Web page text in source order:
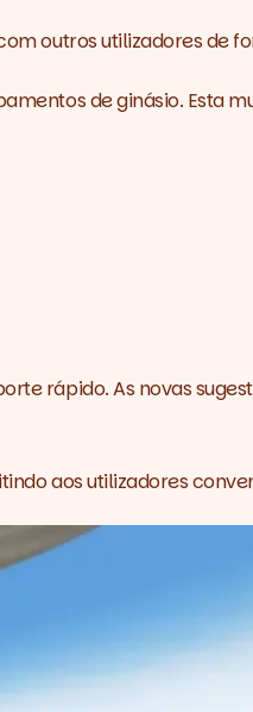
outros utilizadores de
de ginásio. Esta
rápido. As novas
aos utilizadores